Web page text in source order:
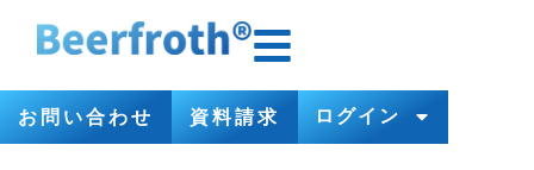
お問い合わせ 資料請求 ログイン